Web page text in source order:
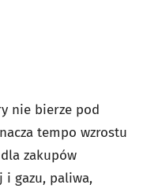
nie bierze pod
tempo wzrostu
zakupów
i gazu, paliwa,